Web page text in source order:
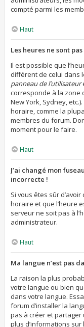
compté parmi les
Haut
Les heures ne sont
Il est possible que
différent de celui dans
panneau de l’utilisateur
corresponde à la zone
New York, Sydney,
horaire, comme la
membres du forum.
moment pour le faire.
Haut
J’ai changé mon
incorrecte !
Si vous êtes sûr
horaire et que l’heure
serveur ne soit pas à
administrateur.
Haut
Ma langue n’est pas
La raison la plus
votre langue ou bien
dans votre langue.
forum d’installer la
pas à créer et
plus d’informations